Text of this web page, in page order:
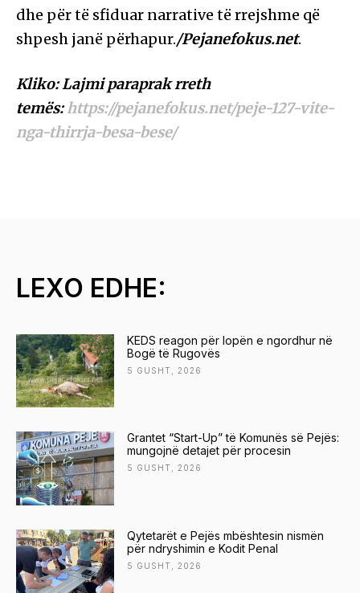
dhe për të sfiduar narrative të rrejshme që
shpesh janë përhapur./Pejanefokus.net.
Kliko: Lajmi paraprak rreth
temës:https://pejanefokus.net/peje-127-vite-
nga-thirrja-besa-bese/
LEXO EDHE:
KEDS reagon për lopën e ngordhur në
Bogë të Rugovës
5 GUSHT, 2026
Grantet “Start-Up” të Komunës së Pejës:
mungojnë detajet për procesin
5 GUSHT, 2026
Qytetarët e Pejës mbështesin nismën
për ndryshimin e Kodit Penal
5 GUSHT, 2026